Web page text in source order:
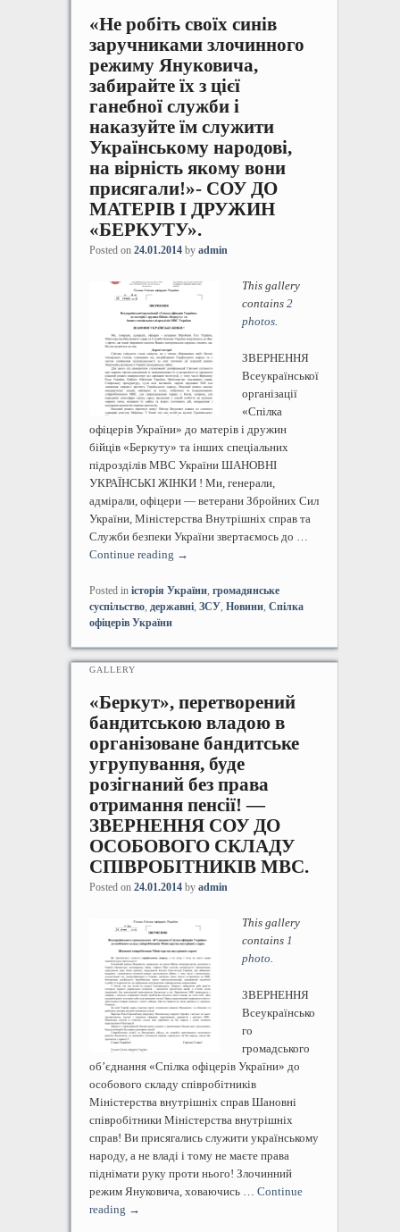
«Не робіть своїх синів
заручниками злочинного
режиму Януковича,
забирайте їх з цієї
ганебної служби і
наказуйте їм служити
Українському народові,
на вірність якому вони
присягали!»- СОУ ДО
МАТЕРІВ І ДРУЖИН
«БЕРКУТУ».
Posted on 24.01.2014 by admin
This gallery
contains 2
photos.
ЗВЕРНЕННЯ
Всеукраїнської
організації
«Спілка
офіцерів України» до матерів і дружин
бійців «Беркуту» та інших спеціальних
підрозділів МВС України ШАНОВНІ
УКРАЇНСЬКІ ЖІНКИ ! Ми, генерали,
адмірали, офіцери — ветерани Збройних Сил
України, Міністерства Внутрішніх справ та
Служби безпеки України звертаємось до …
Continue reading →
Posted in історія України, громадянське
суспільство, державні, ЗСУ, Новини, Спілка
офіцерів України
«Беркут», перетворений
бандитською владою в
організоване бандитське
угрупування, буде
розігнаний без права
отримання пенсії! —
ЗВЕРНЕННЯ СОУ ДО
ОСОБОВОГО СКЛАДУ
СПІВРОБІТНИКІВ МВС.
GALLERY
Posted on 24.01.2014 by admin
This gallery
contains 1
photo.
ЗВЕРНЕННЯ
Всеукраїнсько
го
громадського
об’єднання «Спілка офіцерів України» до
особового складу співробітників
Міністерства внутрішніх справ Шановні
співробітники Міністерства внутрішніх
справ! Ви присягались служити українському
народу, а не владі і тому не маєте права
піднімати руку проти нього! Злочинний
режим Януковича, ховаючись … Continue
reading →